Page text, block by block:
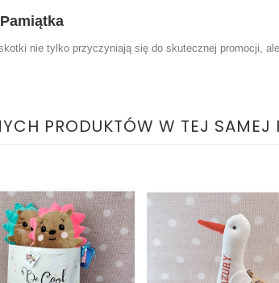
nie tylko przyczyniają się do skutecznej promocji,
PRODUKTÓW W TEJ SAMEJ